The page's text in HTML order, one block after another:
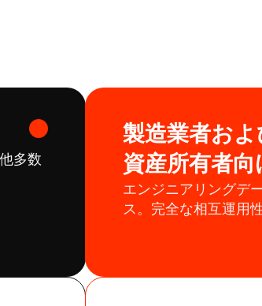
多数
製造業者お
資産所有者向
エンジニアリングデ
ス。完全な相互運用